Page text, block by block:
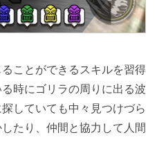
ことができるスキルを習得
時にゴリラの周りに出る波
していても中々見つけづら
たり、仲間と協力して人間